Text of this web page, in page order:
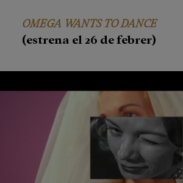
OMEGA WANTS TO DANCE
(estrena el 26 de febrer)